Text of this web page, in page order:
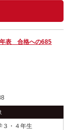
表 合格への685
３・４年生